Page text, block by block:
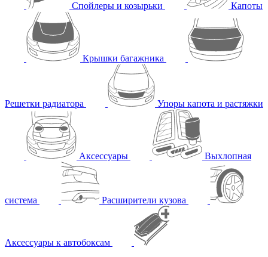
Спойлеры и козырьки Капоты
Крышки багажника
Решетки радиатора Упоры капота и растяжки
Аксессуары Выхлопная
система Расширители кузова
Аксессуары к автобоксам